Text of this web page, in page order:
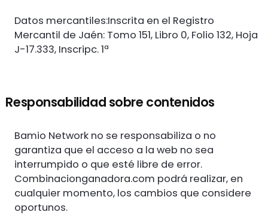
Datos mercantiles:Inscrita en el Registro
Mercantil de Jaén: Tomo 151, Libro 0, Folio 132, Hoja
J-17.333, Inscripc. 1ª
Responsabilidad sobre contenidos
Bamio Network no se responsabiliza o no
garantiza que el acceso a la web no sea
interrumpido o que esté libre de error.
Combinacionganadora.com podrá realizar, en
cualquier momento, los cambios que considere
oportunos.